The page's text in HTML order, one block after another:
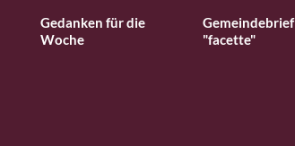
Gedanken für die
Woche
Gemeindebrief
"facette"